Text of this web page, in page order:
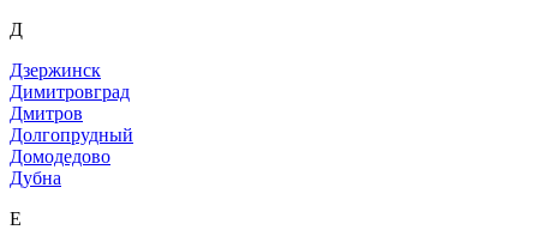
Д
Дзержинск
Димитровград
Дмитров
Долгопрудный
Домодедово
Дубна
Е